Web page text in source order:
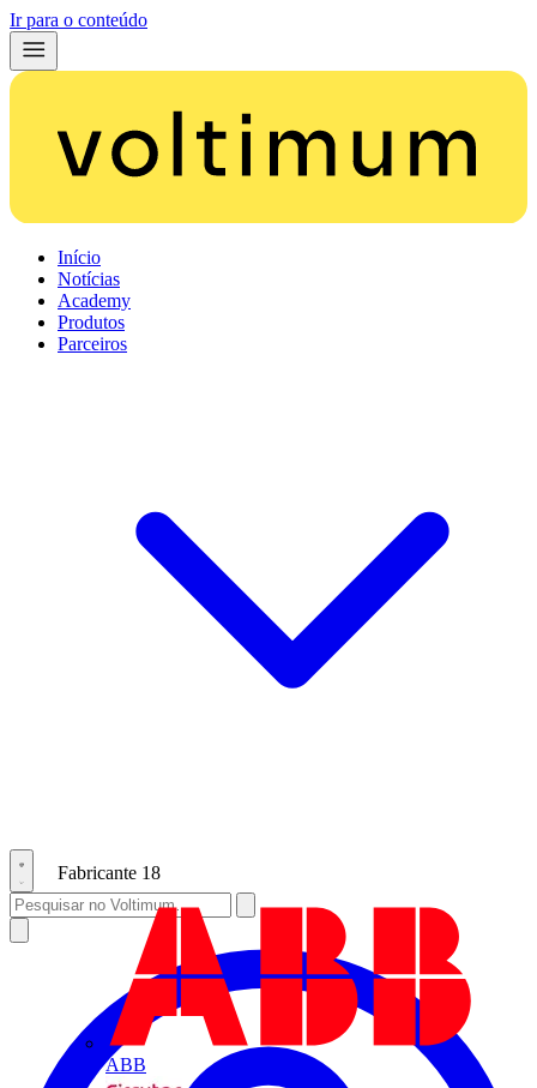
Ir para o conteúdo
Início
Notícias
Academy
Produtos
Parceiros
Fabricante 18
ABB